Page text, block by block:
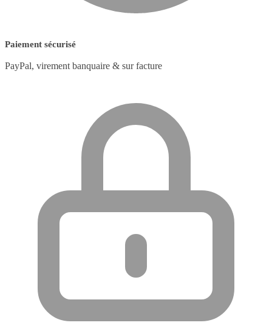
Paiement sécurisé
PayPal, virement banquaire & sur facture